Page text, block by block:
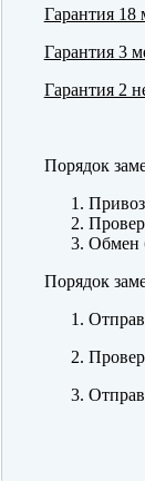
Гарантия 18
Гарантия 3
Гарантия 2
Порядок
Обмен
Порядок